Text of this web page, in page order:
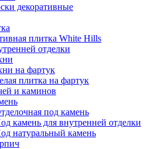
декоративные
плитка White Hills
отделки
на фартук
плитка на фартук
и каминов
под камень
камень для внутренней отделки
натуральный камень